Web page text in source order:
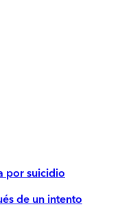
por suicidio
de un intento